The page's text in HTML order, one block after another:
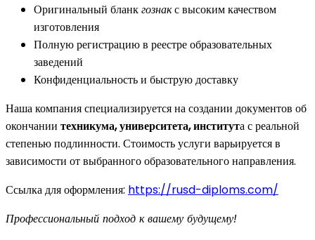
Оригинальный бланкгознакс высоким качеством
изготовления
Полную регистрацию в реестре образовательных
заведений
Конфиденциальность и быструю доставку
Наша компания специализируется на создании документов об
окончании техникума, университета, института с реальной
степенью подлинности. Стоимость услуги варьируется в
зависимости от выбранного образовательного направления.
Ссылка для оформления: https://rusd-diploms.com/
Профессиональный подход к вашему будущему!